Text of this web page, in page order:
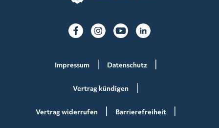
Impressum Datenschutz
Vertrag kündigen
Vertrag widerrufen Barrierefreiheit